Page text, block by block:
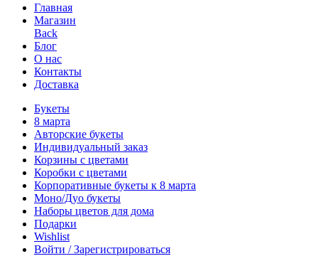
Главная
Магазин
Back
Блог
О нас
Контакты
Доставка
Букеты
8 марта
Авторские букеты
Индивидуальный заказ
Корзины с цветами
Коробки с цветами
Корпоративные букеты к 8 марта
Моно/Дуо букеты
Наборы цветов для дома
Подарки
Wishlist
Войти / Зарегистрироваться